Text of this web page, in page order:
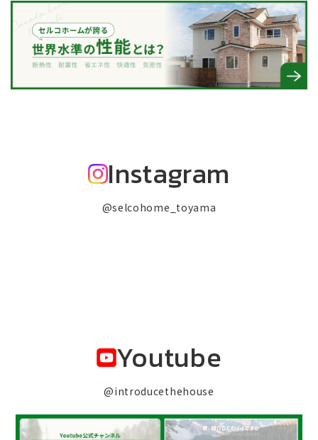
Instagram
@selcohome_toyama
Youtube
@introducethehouse